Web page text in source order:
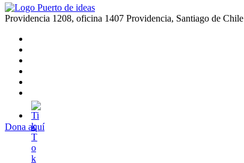
Providencia 1208, oficina 1407 Providencia, Santiago de Chile
Dona aquí